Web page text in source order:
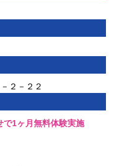
２－２２
で1ヶ月無料体験実施